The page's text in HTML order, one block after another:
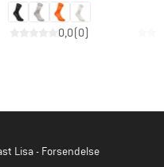
0,0(0)
Lisa - Forsendelse